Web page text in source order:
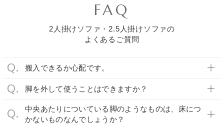
能を選ぶことで、理想の空間が叶います。
FAQ
2人掛けソファ・2.5人掛けソファの
よくあるご質問
搬入できるか心配です。
脚を外して使うことはできますか？
中央あたりについている脚のようなものは、床につ
かないものなんでしょうか？